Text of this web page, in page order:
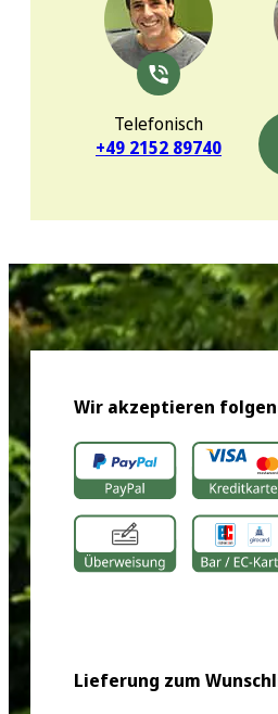
Telefonisch
+49 2152 89740
Wir akzeptieren
Lieferung zum